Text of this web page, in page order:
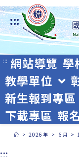
跳
轉
至
主
要
內
容
:::
::: 網站導覽 學
教學單位
新生報到專區
下載專區 報
> 2026 年 > 6 月 >
:::